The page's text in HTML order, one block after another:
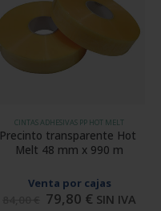
CINTAS ADHESIVAS PP HOT MELT
Precinto transparente Hot
Melt 48 mm x 990 m
Venta por cajas
79,80 € SIN IVA